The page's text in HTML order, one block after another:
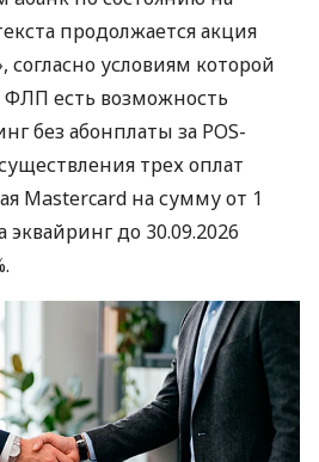
продолжается акция
согласно условиям которой
есть возможность
без абонплаты за POS-
трех оплат
Mastercard на сумму от 1
эквайринг до 30.09.2026